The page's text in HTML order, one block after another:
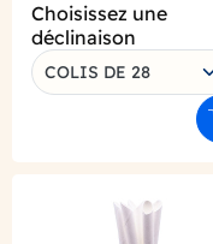
Choisissez une
déclinaison
COLIS DE 28